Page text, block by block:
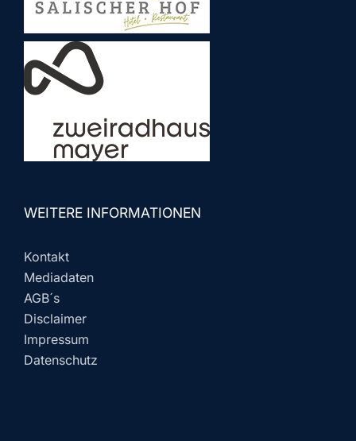
WEITERE INFORMATIONEN
Kontakt
Mediadaten
AGB´s
Disclaimer
Impressum
Datenschutz